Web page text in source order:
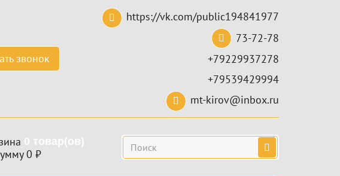
звонок
https://vk.com/public194841977
73-72-78
+79229937278
+79539429994
mt-kirov@inbox.ru
0 товар(ов)
0 ₽
Поиск